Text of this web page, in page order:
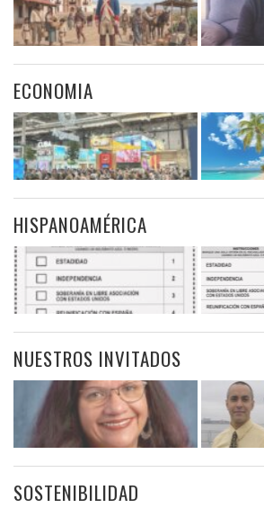
ECONOMIA
HISPANOAMÉRICA
NUESTROS INVITADOS
SOSTENIBILIDAD